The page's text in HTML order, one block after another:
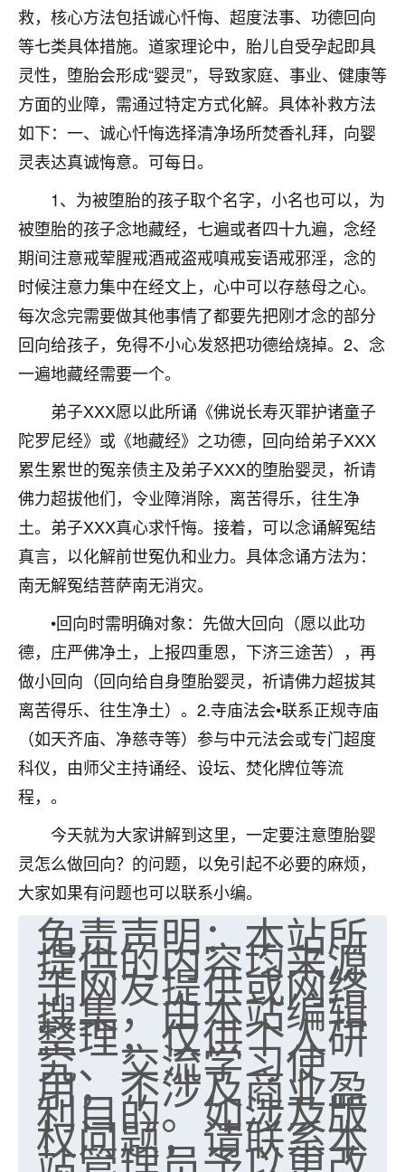
救，核心方法包括诚心忏悔、超度法事、功德回向
等七类具体措施。道家理论中，胎儿自受孕起即具
灵性，堕胎会形成“婴灵”，导致家庭、事业、健康等
方面的业障，需通过特定方式化解。具体补救方法
如下：一、诚心忏悔选择清净场所焚香礼拜，向婴
灵表达真诚悔意。可每日。
1、为被堕胎的孩子取个名字，小名也可以，为
被堕胎的孩子念地藏经，七遍或者四十九遍，念经
期间注意戒荤腥戒酒戒盗戒嗔戒妄语戒邪淫，念的
时候注意力集中在经文上，心中可以存慈母之心。
每次念完需要做其他事情了都要先把刚才念的部分
回向给孩子，免得不小心发怒把功德给烧掉。2、念
一遍地藏经需要一个。
弟子XXX愿以此所诵《佛说长寿灭罪护诸童子
陀罗尼经》或《地藏经》之功德，回向给弟子XXX
累生累世的冤亲债主及弟子XXX的堕胎婴灵，祈请
佛力超拔他们，令业障消除，离苦得乐，往生净
土。弟子XXX真心求忏悔。接着，可以念诵解冤结
真言，以化解前世冤仇和业力。具体念诵方法为：
南无解冤结菩萨南无消灾。
•回向时需明确对象：先做大回向（愿以此功
德，庄严佛净土，上报四重恩，下济三途苦），再
做小回向（回向给自身堕胎婴灵，祈请佛力超拔其
离苦得乐、往生净土）。2.寺庙法会•联系正规寺庙
（如天齐庙、净慈寺等）参与中元法会或专门超度
科仪，由师父主持诵经、设坛、焚化牌位等流
程，。
今天就为大家讲解到这里，一定要注意堕胎婴
灵怎么做回向？的问题，以免引起不必要的麻烦，
大家如果有问题也可以联系小编。
免责声明：本站所
提供的内容均来源
于网友提供或网络
搜集，由本站编辑
整理，仅供个人研
究、交流学习使
用，不涉及商业盈
利目的。如涉及版
权问题，请联系本
1天前 来自四川 9
金白水清
我也想找老师看看，有没有人给个联系方式的啊？
鹿森 ：慧来老师微信：gjsy0624
1天前 来自江西
青春168
我也想要，我也想要！
2天前 来自山西 15
Jessica李
老师做不做超度法事？我想给我奶奶做超度，她今年
刚去世了。
七零老顽童
：我母亲前年离世，刚开始我经常
做梦梦见她，后来也是朋友介绍，找到慧来老
师，安排了超度法事，做梦再也没有梦到过
了，一开始是半信半疑的，图个心安，给亡母
超度，现在看来，人不信也不行。
2天前 来自云南 11
优秀的张同学
老师收徒吗？？我对这些很感兴趣